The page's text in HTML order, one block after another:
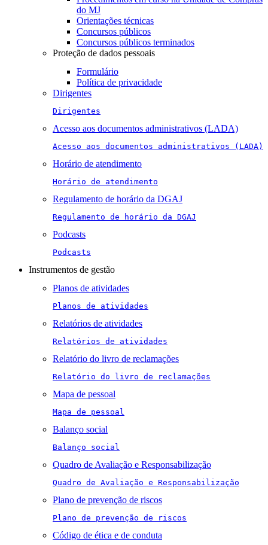
do MJ
Orientações técnicas
Concursos públicos
Concursos públicos terminados
Proteção de dados pessoais
Formulário
Política de privacidade
Dirigentes
Dirigentes
Acesso aos documentos administrativos (LADA)
Acesso aos documentos administrativos (LADA)
Horário de atendimento
Horário de atendimento
Regulamento de horário da DGAJ
Regulamento de horário da DGAJ
Podcasts
Podcasts
Instrumentos de gestão
Planos de atividades
Planos de atividades
Relatórios de atividades
Relatórios de atividades
Relatório do livro de reclamações
Relatório do livro de reclamações
Mapa de pessoal
Mapa de pessoal
Balanço social
Balanço social
Quadro de Avaliação e Responsabilização
Quadro de Avaliação e Responsabilização
Plano de prevenção de riscos
Plano de prevenção de riscos
Código de ética e de conduta